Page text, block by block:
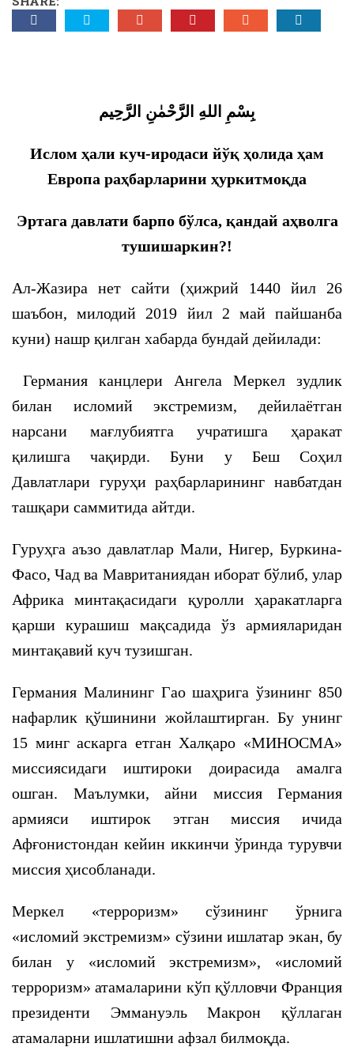
بِسْمِ اللهِ الرَّحْمٰنِ الرَّحِيم
Ислом ҳали куч-иродаси йўқ ҳолида ҳам
Европа раҳбарларини ҳуркитмоқда
Эртага давлати барпо бўлса, қандай аҳволга
тушишаркин?!
Ал-Жазира нет сайти (ҳижрий 1440 йил 26
шаъбон, милодий 2019 йил 2 май пайшанба
куни) нашр қилган хабарда бундай дейилади:
Германия канцлери Ангела Меркел зудлик
билан исломий экстремизм, дейилаётган
нарсани мағлубиятга учратишга ҳаракат
қилишга чақирди. Буни у Беш Соҳил
Давлатлари гуруҳи раҳбарларининг навбатдан
ташқари саммитида айтди.
Гуруҳга аъзо давлатлар Мали, Нигер, Буркина-
Фасо, Чад ва Мавританиядан иборат бўлиб, улар
Африка минтақасидаги қуролли ҳаракатларга
қарши курашиш мақсадида ўз армияларидан
минтақавий куч тузишган.
Германия Малининг Гао шаҳрига ўзининг 850
нафарлик қўшинини жойлаштирган. Бу унинг
15 минг аскарга етган Халқаро «МИНОСМА»
миссиясидаги иштироки доирасида амалга
ошган. Маълумки, айни миссия Германия
армияси иштирок этган миссия ичида
Афғонистондан кейин иккинчи ўринда турувчи
миссия ҳисобланади.
Меркел «терроризм» сўзининг ўрнига
«исломий экстремизм» сўзини ишлатар экан, бу
билан у «исломий экстремизм», «исломий
терроризм» атамаларини кўп қўлловчи Франция
президенти Эммануэль Макрон қўллаган
атамаларни ишлатишни афзал билмоқда.